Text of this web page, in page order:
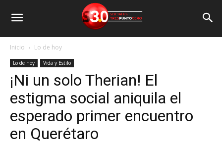
Inicio Lo de hoy
Lo de hoy Vida y Estilo
¡Ni un solo Therian! El
estigma social aniquila el
esperado primer encuentro
en Querétaro